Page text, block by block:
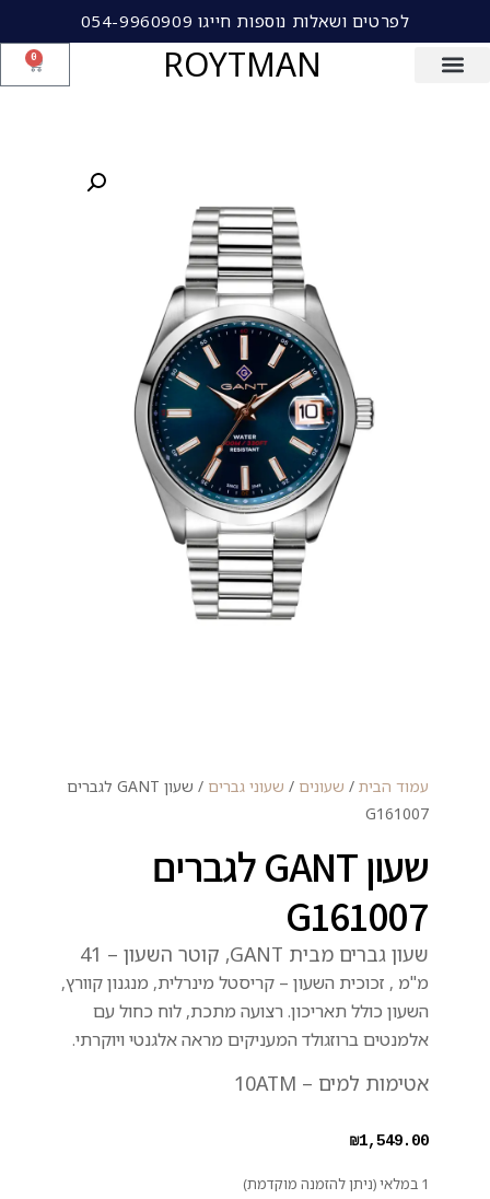
לפרטים ושאלות נוספות חייגו 054-9960909
ROYTMAN
0
עמוד הבית / שעונים / שעוני גברים
/ שעון GANT לגברים
G161007
שעון GANT לגברים
G161007
שעון גברים מבית GANT, קוטר השעון – 41
מ"מ , זכוכית השעון – קריסטל מינרלית, מנגנון קוורץ,
השעון כולל תאריכון. רצועה מתכת, לוח כחול עם
אלמנטים ברוזגולד המעניקים מראה אלגנטי ויוקרתי.
אטימות למים – 10ATM
₪1,549.00
1 במלאי (ניתן להזמנה מוקדמת)